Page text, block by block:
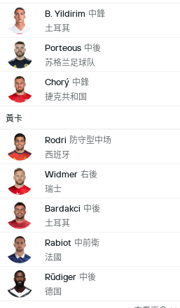
B. Yildirim 中鋒
土耳其
Porteous 中後
苏格兰足球队
Chorý 中鋒
捷克共和国
黃卡
Rodri 防守型中场
西班牙
Widmer 右後
瑞士
Bardakci 中後
土耳其
Rabiot 中前衛
法國
Rüdiger 中後
德国